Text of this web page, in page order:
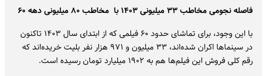
فاصله نجومی مخاطب ۳۳ میلیونی ۱۴۰۳ با مخاطب ۸۰ میلیونی دهه ۶۰
با این وجود، برای تماشای حدود ۶۰ فیلمی که از ابتدای سال ۱۴۰۳ تاکنون
در سینماها اکران شده‌اند، ۳۳ میلیون و ۹۷۱ هزار نفر بلیت خریده‌اند که
رقم کلی فروش این فیلم‌ها هم به ۱۹۰۲ میلیارد تومان رسیده است.